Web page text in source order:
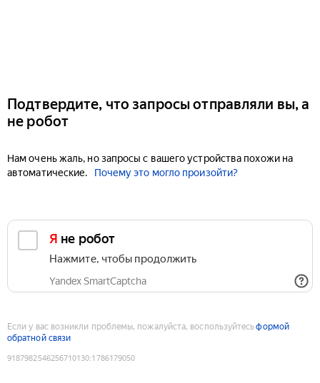
Подтвердите, что запросы отправляли вы, а
не робот
Нам очень жаль, но запросы с вашего устройства похожи на
автоматические.
Почему это могло произойти?
Я не робот
Нажмите, чтобы продолжить
Yandex SmartCaptcha
Если у вас возникли проблемы, пожалуйста, воспользуйтесьформой
обратной связи
9187982546256710130:1786179050